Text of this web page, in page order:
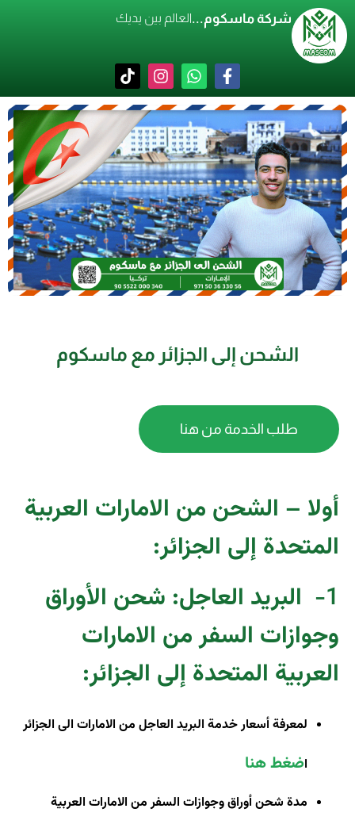
شركة ماسكوم...العالم بين يديك
الشحن إلى الجزائر مع ماسكوم
طلب الخدمة من هنا
أولا – الشحن من الامارات العربية
المتحدة إلى الجزائر:
1-
البريد العاجل: شحن الأوراق
وجوازات السفر من الامارات
العربية المتحدة إلى الجزائر:
لمعرفة أسعار خدمة البريد العاجل من الامارات الى الجزائر
اضغط هنا
مدة شحن أوراق وجوازات السفر من الامارات العربية